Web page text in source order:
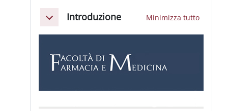
MinimizzaIntroduzione Minimizza tutto